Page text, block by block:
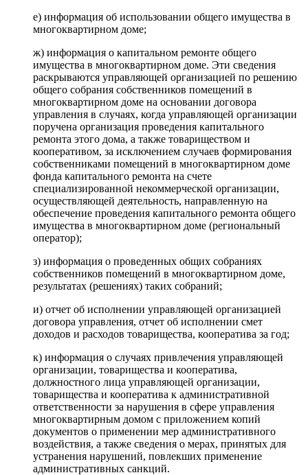
е) информация об использовании общего имущества в
многоквартирном доме;
ж) информация о капитальном ремонте общего
имущества в многоквартирном доме. Эти сведения
раскрываются управляющей организацией по решению
общего собрания собственников помещений в
многоквартирном доме на основании договора
управления в случаях, когда управляющей организации
поручена организация проведения капитального
ремонта этого дома, а также товариществом и
кооперативом, за исключением случаев формирования
собственниками помещений в многоквартирном доме
фонда капитального ремонта на счете
специализированной некоммерческой организации,
осуществляющей деятельность, направленную на
обеспечение проведения капитального ремонта общего
имущества в многоквартирном доме (региональный
оператор);
з) информация о проведенных общих собраниях
собственников помещений в многоквартирном доме,
результатах (решениях) таких собраний;
и) отчет об исполнении управляющей организацией
договора управления, отчет об исполнении смет
доходов и расходов товарищества, кооператива за год;
к) информация о случаях привлечения управляющей
организации, товарищества и кооператива,
должностного лица управляющей организации,
товарищества и кооператива к административной
ответственности за нарушения в сфере управления
многоквартирным домом с приложением копий
документов о применении мер административного
воздействия, а также сведения о мерах, принятых для
устранения нарушений, повлекших применение
административных санкций.